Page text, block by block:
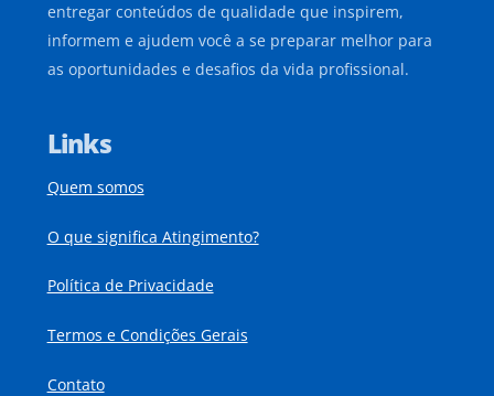
entregar conteúdos de qualidade que inspirem,
informem e ajudem você a se preparar melhor para
as oportunidades e desafios da vida profissional.
Links
Quem somos
O que significa Atingimento?
Política de Privacidade
Termos e Condições Gerais
Contato